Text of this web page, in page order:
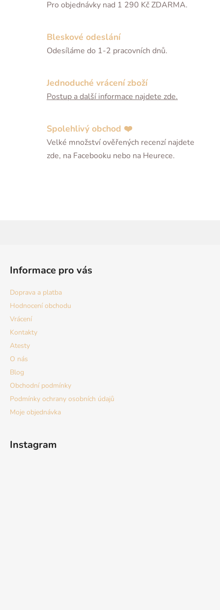
Pro objednávky nad 1 290 Kč ZDARMA.
Bleskové odeslání
Odesíláme do 1-2 pracovních dnů.
Jednoduché vrácení zboží
Postup a další informace najdete zde.
Spolehlivý obchod ❤️
Velké množství ověřených recenzí najdete
zde, na Facebooku nebo na Heurece.
Informace pro vás
Doprava a platba
Hodnocení obchodu
Vrácení
Kontakty
Atesty
O nás
Blog
Obchodní podmínky
Podmínky ochrany osobních údajů
Moje objednávka
Instagram